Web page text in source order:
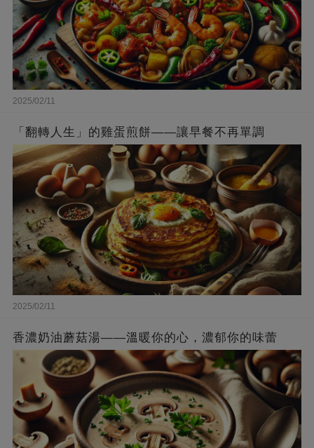
2025/02/11
「翻轉人生」的雞蛋煎餅——讓早餐不再單調
2025/02/11
香濃奶油蘑菇湯——溫暖你的心，濃郁你的味蕾